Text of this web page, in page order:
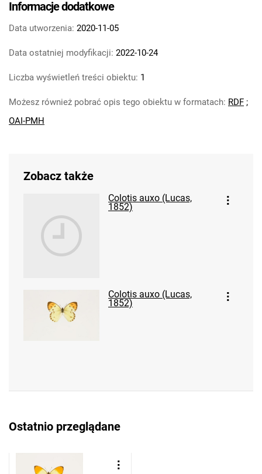
Informacje dodatkowe
Data utworzenia: 2020-11-05
Data ostatniej modyfikacji: 2022-10-24
Liczba wyświetleń treści obiektu: 1
Możesz również pobrać opis tego obiektu w formatach: RDF ;
OAI-PMH
Zobacz także
Colotis auxo (Lucas,
1852)
Colotis auxo (Lucas,
1852)
Ostatnio przeglądane